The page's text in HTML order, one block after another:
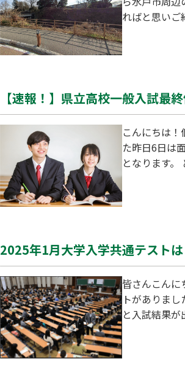
ればと思いご
【速報！】県立高校一般入試最
こんにちは
た昨日6日は
となります
2025年1月大学入学共通テスト
皆さんこんにちは！個
トがありま
と入試結果